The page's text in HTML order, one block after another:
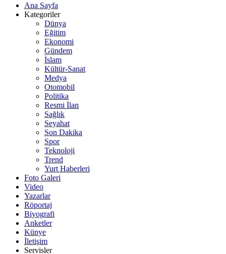
Ana Sayfa
Kategoriler
Dünya
Eğitim
Ekonomi
Gündem
İslam
Kültür-Sanat
Medya
Otomobil
Politika
Resmi İlan
Sağlık
Seyahat
Son Dakika
Spor
Teknoloji
Trend
Yurt Haberleri
Foto Galeri
Video
Yazarlar
Röportaj
Biyografi
Anketler
Künye
İletişim
Servisler